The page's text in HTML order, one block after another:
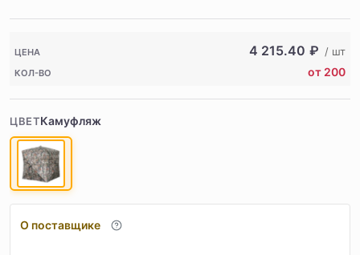
ЦЕНА 4 215.40 ₽ / шт
КОЛ-ВО от 200
ЦВЕТКамуфляж
О поставщике